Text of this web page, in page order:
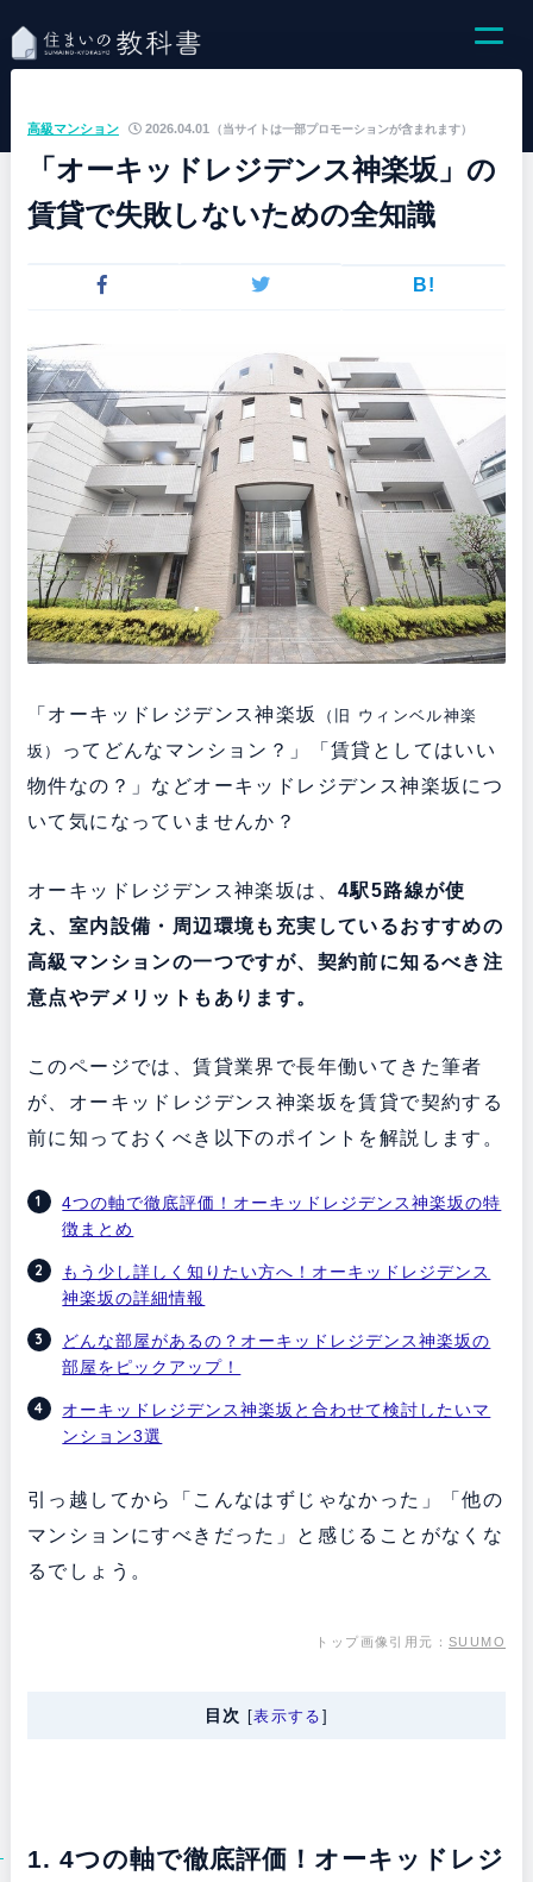
（当サイトは一部プロモーションが含まれます）
高級マンション 2026.04.01
「オーキッドレジデンス神楽坂」の
賃貸で失敗しないための全知識
B!
「オーキッドレジデンス神楽坂
（旧 ウィンベル神楽
坂）
ってどんなマンション？」「賃貸としてはいい
物件なの？」などオーキッドレジデンス神楽坂につ
いて気になっていませんか？
オーキッドレジデンス神楽坂は、 4駅5路線が使
え、 室内設備・周辺環境も充実しているおすすめの
高級マンションの一つですが、契約前に知るべき注
意点やデメリットもあります。
このページでは、賃貸業界で長年働いてきた筆者
が、オーキッドレジデンス神楽坂を賃貸で契約する
前に知っておくべき以下のポイントを解説します。
4つの軸で徹底評価！オーキッドレジデンス神楽坂の特
徴まとめ
もう少し詳しく知りたい方へ！オーキッドレジデンス
神楽坂の詳細情報
どんな部屋があるの？オーキッドレジデンス神楽坂の
部屋をピックアップ！
オーキッドレジデンス神楽坂と合わせて検討したいマ
ンション3選
引っ越してから「こんなはずじゃなかった」「他の
マンションにすべきだった」と感じることがなくな
るでしょう。
トップ画像引用元：SUUMO
目次 [表示する ]
1. 4つの軸で徹底評価！オーキッドレジ